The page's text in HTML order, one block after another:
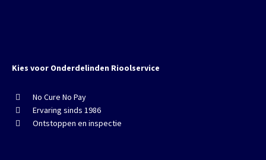
Kies voor Onderdelinden Rioolservice
No Cure No Pay
Ervaring sinds 1986
Ontstoppen en inspectie